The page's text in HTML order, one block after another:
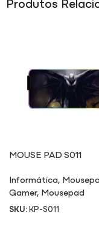
MOUSE PAD S011
Informática,
Gamer, Mousepad
SKU:KP-S011